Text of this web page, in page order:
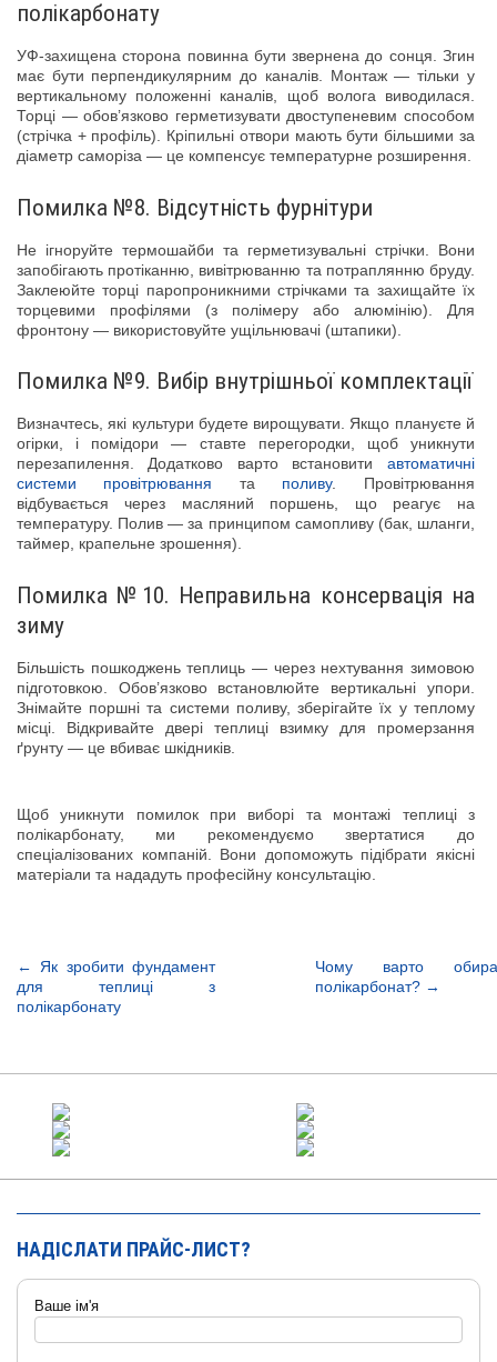
полікарбонату
УФ-захищена сторона повинна бути звернена до сонця. Згин
має бути перпендикулярним до каналів. Монтаж — тільки у
вертикальному положенні каналів, щоб волога виводилася.
Торці — обов’язково герметизувати двоступеневим способом
(стрічка + профіль). Кріпильні отвори мають бути більшими за
діаметр саморіза — це компенсує температурне розширення.
Помилка №8. Відсутність фурнітури
Не ігноруйте термошайби та герметизувальні стрічки. Вони
запобігають протіканню, вивітрюванню та потраплянню бруду.
Заклеюйте торці паропроникними стрічками та захищайте їх
торцевими профілями (з полімеру або алюмінію). Для
фронтону — використовуйте ущільнювачі (штапики).
Помилка №9. Вибір внутрішньої комплектації
Визначтесь, які культури будете вирощувати. Якщо плануєте й
огірки, і помідори — ставте перегородки, щоб уникнути
перезапилення. Додатково варто встановити автоматичні
системи провітрювання та поливу. Провітрювання
відбувається через масляний поршень, що реагує на
температуру. Полив — за принципом самопливу (бак, шланги,
таймер, крапельне зрошення).
Помилка №10. Неправильна консервація на
зиму
Більшість пошкоджень теплиць — через нехтування зимовою
підготовкою. Обов’язково встановлюйте вертикальні упори.
Знімайте поршні та системи поливу, зберігайте їх у теплому
місці. Відкривайте двері теплиці взимку для промерзання
ґрунту — це вбиває шкідників.
Щоб уникнути помилок при виборі та монтажі теплиці з
полікарбонату, ми рекомендуємо звертатися до
спеціалізованих компаній. Вони допоможуть підібрати якісні
матеріали та нададуть професійну консультацію.
← Як зробити фундамент
для теплиці з
полікарбонату
Чому варто
полікарбонат? →
НАДІСЛАТИ ПРАЙС-ЛИСТ?
Ваше ім'я